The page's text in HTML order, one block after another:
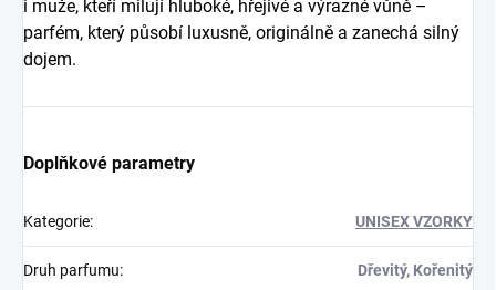
i muže, kteří milují hluboké, hřejivé a výrazné vůně –
parfém, který působí luxusně, originálně a zanechá silný
dojem.
Doplňkové parametry
Kategorie: UNISEX VZORKY
Druh parfumu: Dřevitý, Kořenitý